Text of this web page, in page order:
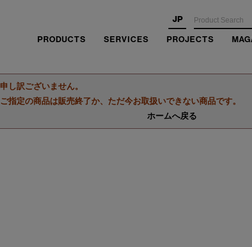
JP
PRODUCTS SERVICES PROJECTS
申し訳ございません。
ご指定の商品は販売終了か、ただ今お取扱いできない商品です。
ホームへ戻る